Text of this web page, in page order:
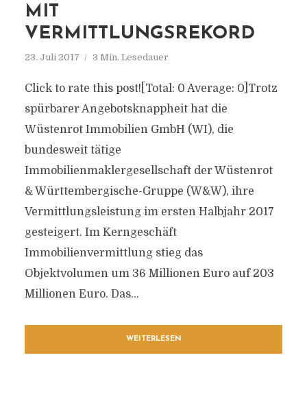
MIT
VERMITTLUNGSREKORD
23. Juli 2017 3 Min. Lesedauer
Click to rate this post![Total: 0 Average: 0]Trotz
spürbarer Angebotsknappheit hat die
Wüstenrot Immobilien GmbH (WI), die
bundesweit tätige
Immobilienmaklergesellschaft der Wüstenrot
& Württembergische-Gruppe (W&W), ihre
Vermittlungsleistung im ersten Halbjahr 2017
gesteigert. Im Kerngeschäft
Immobilienvermittlung stieg das
Objektvolumen um 36 Millionen Euro auf 203
Millionen Euro. Das...
WEITERLESEN